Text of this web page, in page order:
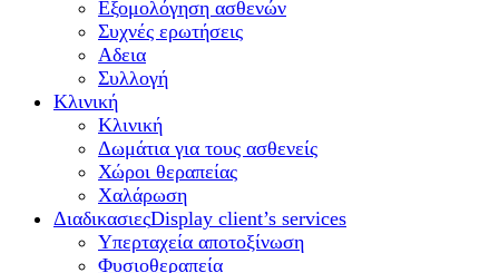
Εξομολόγηση ασθενών
Συχνές ερωτήσεις
Αδεια
Συλλογή
Κλινική
Κλινική
Δωμάτια για τους ασθενείς
Χώροι θεραπείας
Χαλάρωση
ΔιαδικασιεςDisplay client’s services
Υπερταχεία αποτοξίνωση
Φυσιοθεραπεία